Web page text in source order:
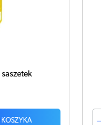
KOSZYKA